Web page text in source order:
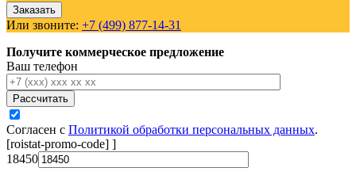
Заказать
Или звоните: +7 (499) 877-14-31
Получите коммерческое предложение
Ваш телефон
Рассчитать
Согласен с Политикой обработки персональных данных.
[roistat-promo-code] ]
18450